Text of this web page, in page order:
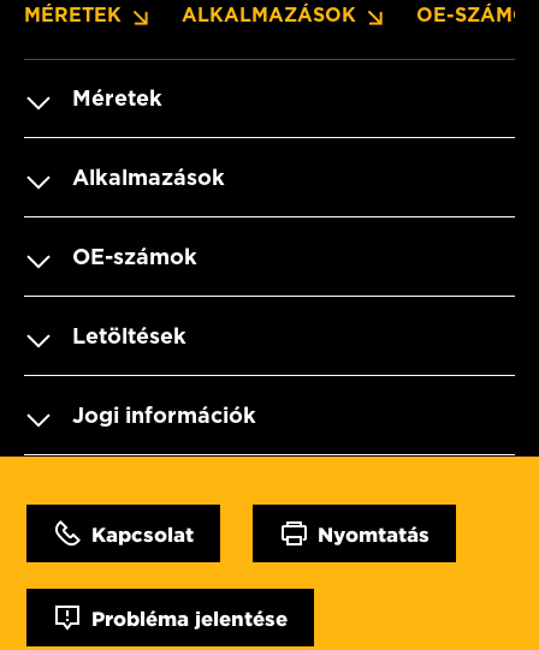
MÉRETEK ALKALMAZÁSOK OE-
Méretek
Alkalmazások
OE-számok
Letöltések
Jogi információk
Kapcsolat Nyomtatás
Probléma jelentése